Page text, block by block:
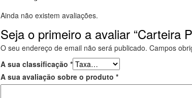
Ainda não existem avaliações.
Seja o primeiro a avaliar “Carteira
O seu endereço de email não será publicado. Campos
A sua classificação *
A sua avaliação sobre o produto *